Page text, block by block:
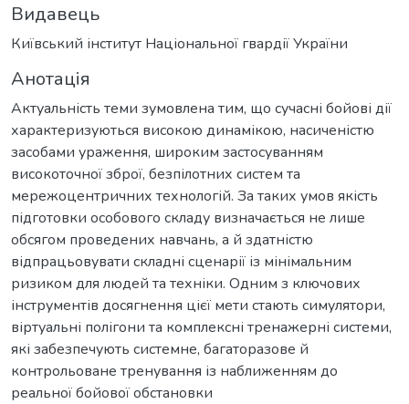
Видавець
Київський інститут Національної гвардії України
Анотація
Актуальність теми зумовлена тим, що сучасні бойові дії
характеризуються високою динамікою, насиченістю
засобами ураження, широким застосуванням
високоточної зброї, безпілотних систем та
мережоцентричних технологій. За таких умов якість
підготовки особового складу визначається не лише
обсягом проведених навчань, а й здатністю
відпрацьовувати складні сценарії із мінімальним
ризиком для людей та техніки. Одним з ключових
інструментів досягнення цієї мети стають симулятори,
віртуальні полігони та комплексні тренажерні системи,
які забезпечують системне, багаторазове й
контрольоване тренування із наближенням до
реальної бойової обстановки